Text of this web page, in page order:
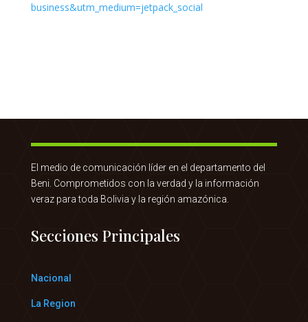
El medio de comunicación líder en el departamento del
Beni. Comprometidos con la verdad y la información
veraz para toda Bolivia y la región amazónica.
Secciones Principales
Nacional
La Region